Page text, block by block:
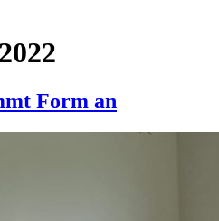
Form an